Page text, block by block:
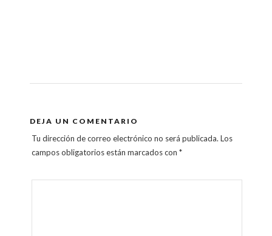
DEJA UN COMENTARIO
Tu dirección de correo electrónico no será publicada. Los
campos obligatorios están marcados con*